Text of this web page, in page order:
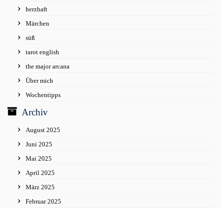
herzhaft
Märchen
süß
tarot english
the major arcana
Über mich
Wochentipps
Archiv
August 2025
Juni 2025
Mai 2025
April 2025
März 2025
Februar 2025